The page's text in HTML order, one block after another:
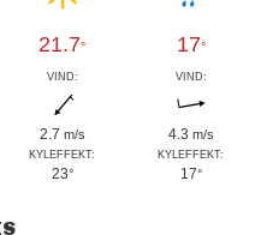
21.7°
VIND:
2.7 m/s
KYLEFFEKT:
23°
17°
VIND:
4.3 m/s
KYLEFFEKT:
17°